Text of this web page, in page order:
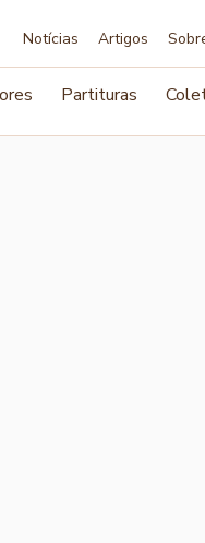
Notícias Artigos
Partituras